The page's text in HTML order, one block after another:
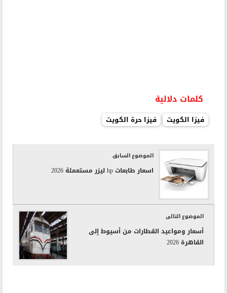
كلمات دلالية
فيزا الكويت فيزا حرة الكويت
الموضوع السابق
اسعار طابعات hp ليزر مستعملة 2026
الموضوع التالى
أسعار ومواعيد القطارات من أسيوط إلى
القاهرة 2026